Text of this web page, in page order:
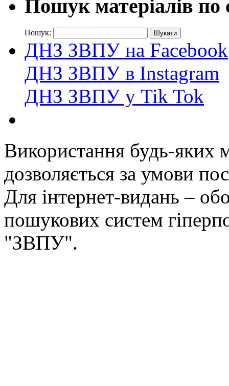
Пошук матеріалів по
Пошук:
ДНЗ ЗВПУ на Facebook
ДНЗ ЗВПУ в Instagram
ДНЗ ЗВПУ у Tik Tok
Використання будь-яких
дозволяється за умови
Для інтернет-видань –
пошукових систем
"ЗВПУ".